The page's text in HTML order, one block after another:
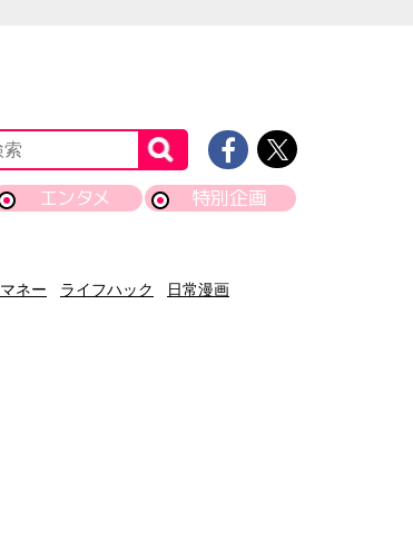
エンタメ 特別企画
マネー ライフハック
日常漫画